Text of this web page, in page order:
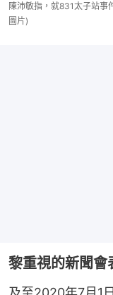
陳沛敏指，就831太子站事
圖片)
黎重視的新聞會